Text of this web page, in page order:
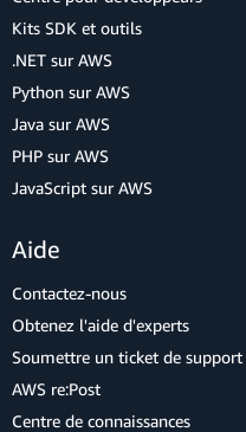
Kits SDK et outils
.NET sur AWS
Python sur AWS
Java sur AWS
PHP sur AWS
JavaScript sur AWS
Aide
Contactez-nous
Obtenez l'aide d'experts
Soumettre un ticket de support
AWS re:Post
Centre de connaissances